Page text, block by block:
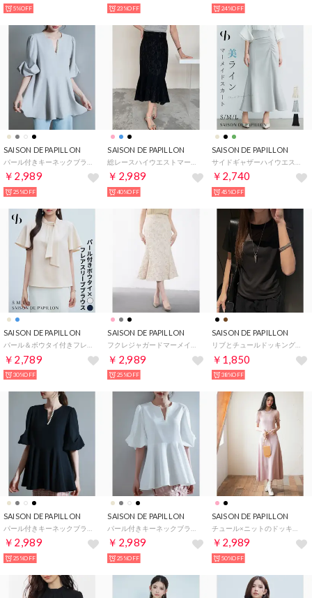
5%OFF 23%OFF 24%OFF
SAISON DE PAPILLON
￥2,989
25%OFF
SAISON DE PAPILLON
￥2,989
40%OFF
SAISON DE PAPILLON
￥2,740
45%OFF
SAISON DE PAPILLON
パール＆ボウタイ付きフレアスリーブブラウス （ベージュ）
￥2,789
30%OFF
SAISON DE PAPILLON
フクレジャガードマーメイドミモレ丈スカート （ピンクベージュ）
￥2,989
25%OFF
SAISON DE PAPILLON
リブとチュールドッキングカットソー （ブラック）
￥1,850
38%OFF
SAISON DE PAPILLON
￥2,989
25%OFF
SAISON DE PAPILLON
￥2,989
25%OFF
SAISON DE PAPILLON
￥2,989
50%OFF